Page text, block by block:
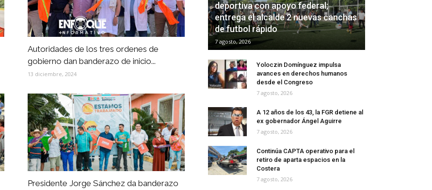
Autoridades de los tres ordenes de
gobierno dan banderazo de inicio...
13 diciembre, 2024
Presidente Jorge Sánchez da banderazo
deportiva con apoyo federal;
entrega el alcalde 2 nuevas canchas
de futbol rápido
7 agosto, 2026
Yoloczin Domínguez impulsa
avances en derechos humanos
desde el Congreso
7 agosto, 2026
A 12 años de los 43, la FGR detiene al
ex gobernador Ángel Aguirre
7 agosto, 2026
Continúa CAPTA operativo para el
retiro de aparta espacios en la
Costera
7 agosto, 2026